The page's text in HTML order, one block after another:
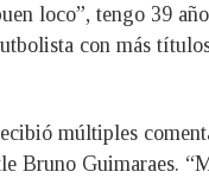
loco”, tengo 39
con más
múltiples
Bruno Guimaraes.